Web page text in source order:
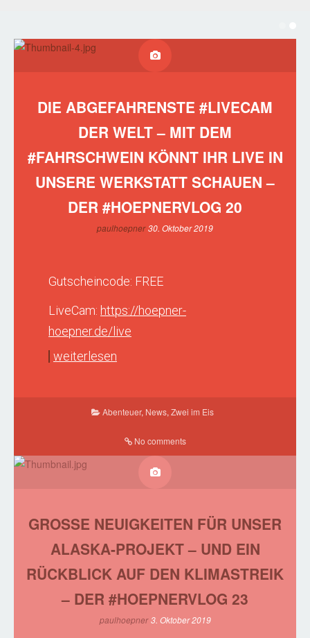
DIE ABGEFAHRENSTE #LIVECAM
DER WELT – MIT DEM
#FAHRSCHWEIN KÖNNT IHR LIVE IN
UNSERE WERKSTATT SCHAUEN –
DER #HOEPNERVLOG 20
paulhoepner 30. Oktober 2019
Gutscheincode: FREE
LiveCam: https://hoepner-
hoepner.de/live
weiterlesen
Abenteuer, News, Zwei im Eis
No comments
GROSSE NEUIGKEITEN FÜR UNSER A
LASKA-PROJEKT – UND EIN R
ÜCKBLICK AUF DEN KLIMASTREIK –
DER #HOEPNERVLOG 23
paulhoepner 3. Oktober 2019